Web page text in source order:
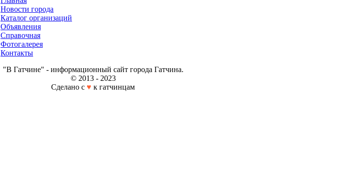
Новости города
Каталог организаций
Объявления
Справочная
Фотогалерея
Контакты
"В Гатчине" - информационный сайт города Гатчина.
© 2013 - 2023
Сделано с ♥ к гатчинцам